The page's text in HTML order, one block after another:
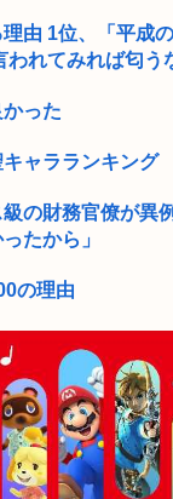
由 1位、「平成
われてみれば匂
った
ャラランキング
級の財務官僚が異
たから」
の理由